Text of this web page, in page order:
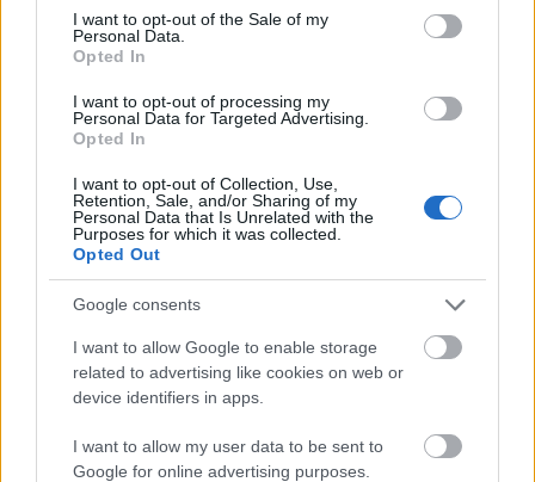
consent section.
I want to opt-out of the Sale of my
Personal Data.
Opted In
I want to opt-out of processing my
Personal Data for Targeted Advertising.
Opted In
I want to opt-out of Collection, Use,
Retention, Sale, and/or Sharing of my
Personal Data that Is Unrelated with the
Purposes for which it was collected.
Opted Out
Google consents
I want to allow Google to enable storage
related to advertising like cookies on web or
device identifiers in apps.
I want to allow my user data to be sent to
Google for online advertising purposes.
lépésekkel haladt a magyar adórendszer
digitalizációja.
A fejlesztések sorából kiemelkedik az online
pénztárgépek bevezetése, az eSZJA bevallások
elérhetővé tétele, valamint az EKAER-rendszer
és az online számlaadat szolgáltatás
elindítása.
A digitalizációs folyamat következő fontos